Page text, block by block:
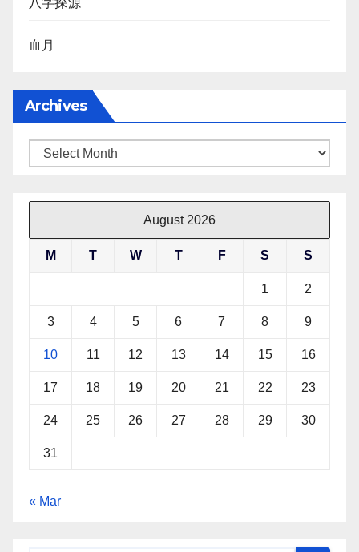
血月
Archives
Archives
August 2026
M T W T F S S
1 2
3 4 5 6 7 8 9
10 11 12 13 14 15 16
17 18 19 20 21 22 23
24 25 26 27 28 29 30
31
« Mar